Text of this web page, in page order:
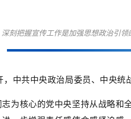
刻把握宣传工作是加强思想政治引领
中共中央政治局委员、中央统
为核心的党中央坚持从战略